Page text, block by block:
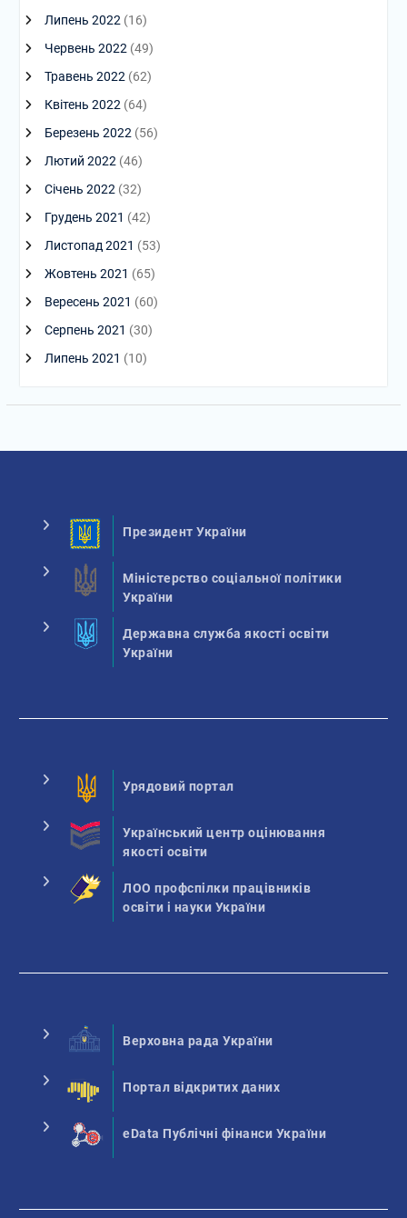
Липень 2022 (16)
Червень 2022 (49)
Травень 2022 (62)
Квітень 2022 (64)
Березень 2022 (56)
Лютий 2022 (46)
Січень 2022 (32)
Грудень 2021 (42)
Листопад 2021 (53)
Жовтень 2021 (65)
Вересень 2021 (60)
Серпень 2021 (30)
Липень 2021 (10)
Президент України
Міністерство соціальної політики
України
Державна служба якості освіти
України
Урядовий портал
Український центр оцінювання
якості освіти
ЛОО профспілки працівників
освіти і науки України
Верховна рада України
Портал відкритих даних
eData Публічні фінанси України